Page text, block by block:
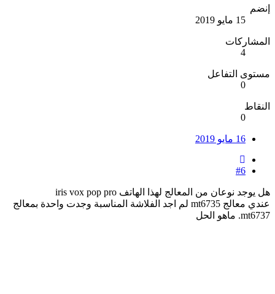
إنضم
15 مايو 2019
المشاركات
4
مستوى التفاعل
0
النقاط
0
16 مايو 2019
#6
هل يوجد نوعان من المعالج لهذا الهاتف iris vox pop pro
عندي معالج mt6735 لم اجد الفلاشة المناسبة وجدت واحدة بمعالج
mt6737. ماهو الحل